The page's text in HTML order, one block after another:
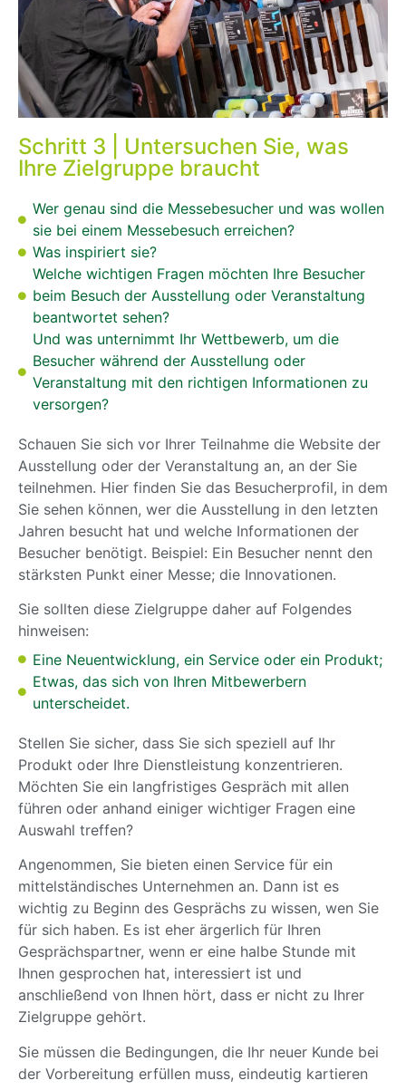
Schritt 3 | Untersuchen Sie, was
Ihre Zielgruppe braucht
Wer genau sind die Messebesucher und was wollen
sie bei einem Messebesuch erreichen?
Was inspiriert sie?
Welche wichtigen Fragen möchten Ihre Besucher
beim Besuch der Ausstellung oder Veranstaltung
beantwortet sehen?
Und was unternimmt Ihr Wettbewerb, um die
Besucher während der Ausstellung oder
Veranstaltung mit den richtigen Informationen zu
versorgen?
Schauen Sie sich vor Ihrer Teilnahme die Website der
Ausstellung oder der Veranstaltung an, an der Sie
teilnehmen. Hier finden Sie das Besucherprofil, in dem
Sie sehen können, wer die Ausstellung in den letzten
Jahren besucht hat und welche Informationen der
Besucher benötigt. Beispiel: Ein Besucher nennt den
stärksten Punkt einer Messe; die Innovationen.
Sie sollten diese Zielgruppe daher auf Folgendes
hinweisen:
Eine Neuentwicklung, ein Service oder ein Produkt;
Etwas, das sich von Ihren Mitbewerbern
unterscheidet.
Stellen Sie sicher, dass Sie sich speziell auf Ihr
Produkt oder Ihre Dienstleistung konzentrieren.
Möchten Sie ein langfristiges Gespräch mit allen
führen oder anhand einiger wichtiger Fragen eine
Auswahl treffen?
Angenommen, Sie bieten einen Service für ein
mittelständisches Unternehmen an. Dann ist es
wichtig zu Beginn des Gesprächs zu wissen, wen Sie
für sich haben. Es ist eher ärgerlich für Ihren
Gesprächspartner, wenn er eine halbe Stunde mit
Ihnen gesprochen hat, interessiert ist und
anschließend von Ihnen hört, dass er nicht zu Ihrer
Zielgruppe gehört.
Sie müssen die Bedingungen, die Ihr neuer Kunde bei
der Vorbereitung erfüllen muss, eindeutig kartieren